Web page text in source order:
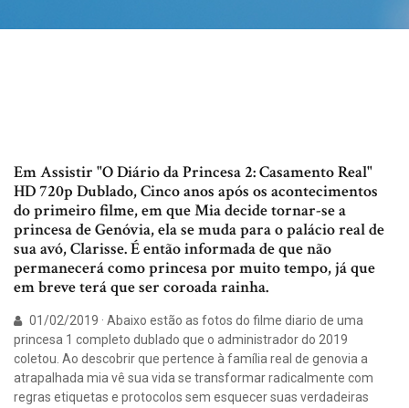
Em Assistir "O Diário da Princesa 2: Casamento Real"
HD 720p Dublado, Cinco anos após os acontecimentos
do primeiro filme, em que Mia decide tornar-se a
princesa de Genóvia, ela se muda para o palácio real de
sua avó, Clarisse. É então informada de que não
permanecerá como princesa por muito tempo, já que
em breve terá que ser coroada rainha.
01/02/2019 · Abaixo estão as fotos do filme diario de uma
princesa 1 completo dublado que o administrador do 2019
coletou. Ao descobrir que pertence à família real de genovia a
atrapalhada mia vê sua vida se transformar radicalmente com
regras etiquetas e protocolos sem esquecer suas verdadeiras